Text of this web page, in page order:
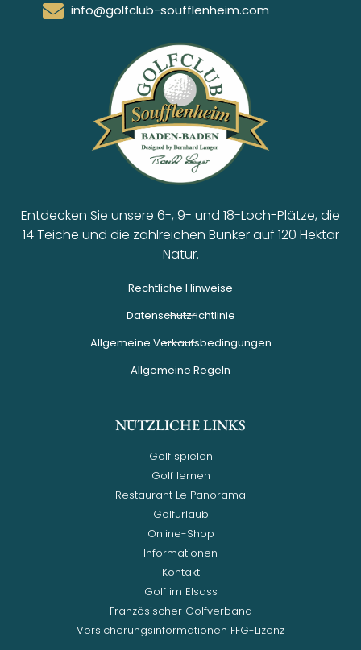
info@golfclub-soufflenheim.com
Entdecken Sie unsere 6-, 9- und 18-Loch-Plätze, die
14 Teiche und die zahlreichen Bunker auf 120 Hektar
Natur.
Rechtliche Hinweise
Datenschutzrichtlinie
Allgemeine Verkaufsbedingungen
Allgemeine Regeln
NÜTZLICHE LINKS
Golf spielen
Golf lernen
Restaurant Le Panorama
Golfurlaub
Online-Shop
Informationen
Kontakt
Golf im Elsass
Französischer Golfverband
Versicherungsinformationen FFG-Lizenz